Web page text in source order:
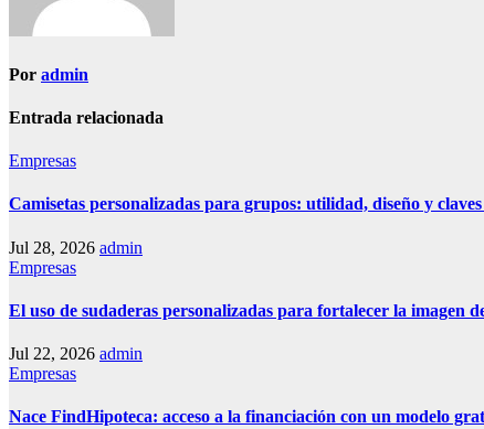
Por admin
Entrada relacionada
Empresas
Camisetas personalizadas para grupos: utilidad, diseño y claves
Jul 28, 2026 admin
Empresas
El uso de sudaderas personalizadas para fortalecer la imagen
Jul 22, 2026 admin
Empresas
Nace FindHipoteca: acceso a la financiación con un modelo